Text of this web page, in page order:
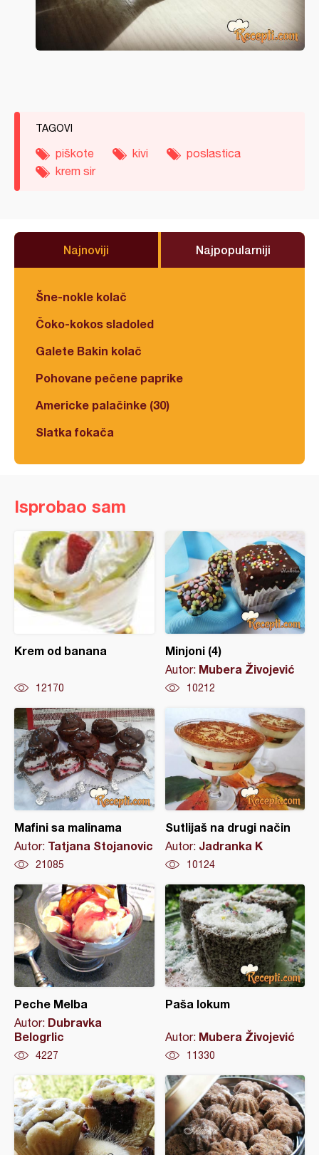
TAGOVI
piškote kivi
poslastica
krem sir
Najnoviji Najpopularniji
Šne-nokle kolač
Čoko-kokos sladoled
Galete Bakin kolač
Pohovane pečene paprike
Americke palačinke (30)
Slatka fokača
Isprobao sam
Krem od banana
12170
Minjoni (4)
Autor: Mubera Živojević
10212
Mafini sa malinama
Autor: Tatjana Stojanovic
21085
Sutlijaš na drugi način
Autor: Jadranka K
10124
Peche Melba
Autor: Dubravka
Belogrlic
4227
Paša lokum
Autor: Mubera Živojević
11330